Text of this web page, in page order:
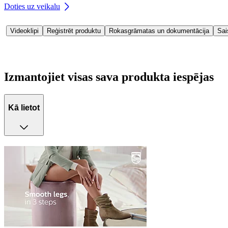
Doties uz veikalu
Videoklipi Reģistrēt produktu Rokasgrāmatas un dokumentācija
Izmantojiet visas sava produkta iespējas
Kā lietot